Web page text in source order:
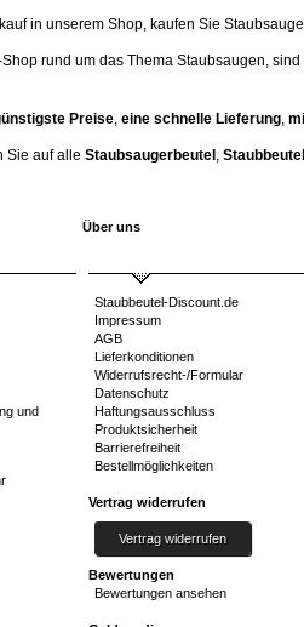
in unserem Shop, kaufen Sie
rund um das Thema Staubsaugen,
Preise eine schnelle Lieferung
Sie auf alle Staubsaugerbeutel Staubbeutel
und
Über uns
Staubbeutel-Discount.de
Impressum
AGB
Lieferkonditionen
Widerrufsrecht-/Formular
Datenschutz
Haftungsausschluss
Produktsicherheit
Barrierefreiheit
Bestellmöglichkeiten
Vertrag widerrufen
Vertrag widerrufen
Bewertungen
Bewertungen ansehen